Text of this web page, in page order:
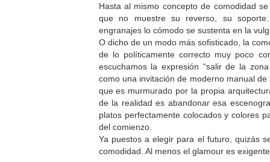
Hasta al mismo concepto de comodidad
que no muestre su reverso, su
engranajes lo cómodo se sustenta en la
O dicho de un modo más sofisticado, la
de lo políticamente correcto muy poco
escuchamos la expresión “salir de la
como una invitación de moderno manual
que es murmurado por la propia
de la realidad es abandonar esa
platos perfectamente colocados y colores
del comienzo.
Ya puestos a elegir para el futuro, quizás
comodidad. Al menos el glamour es